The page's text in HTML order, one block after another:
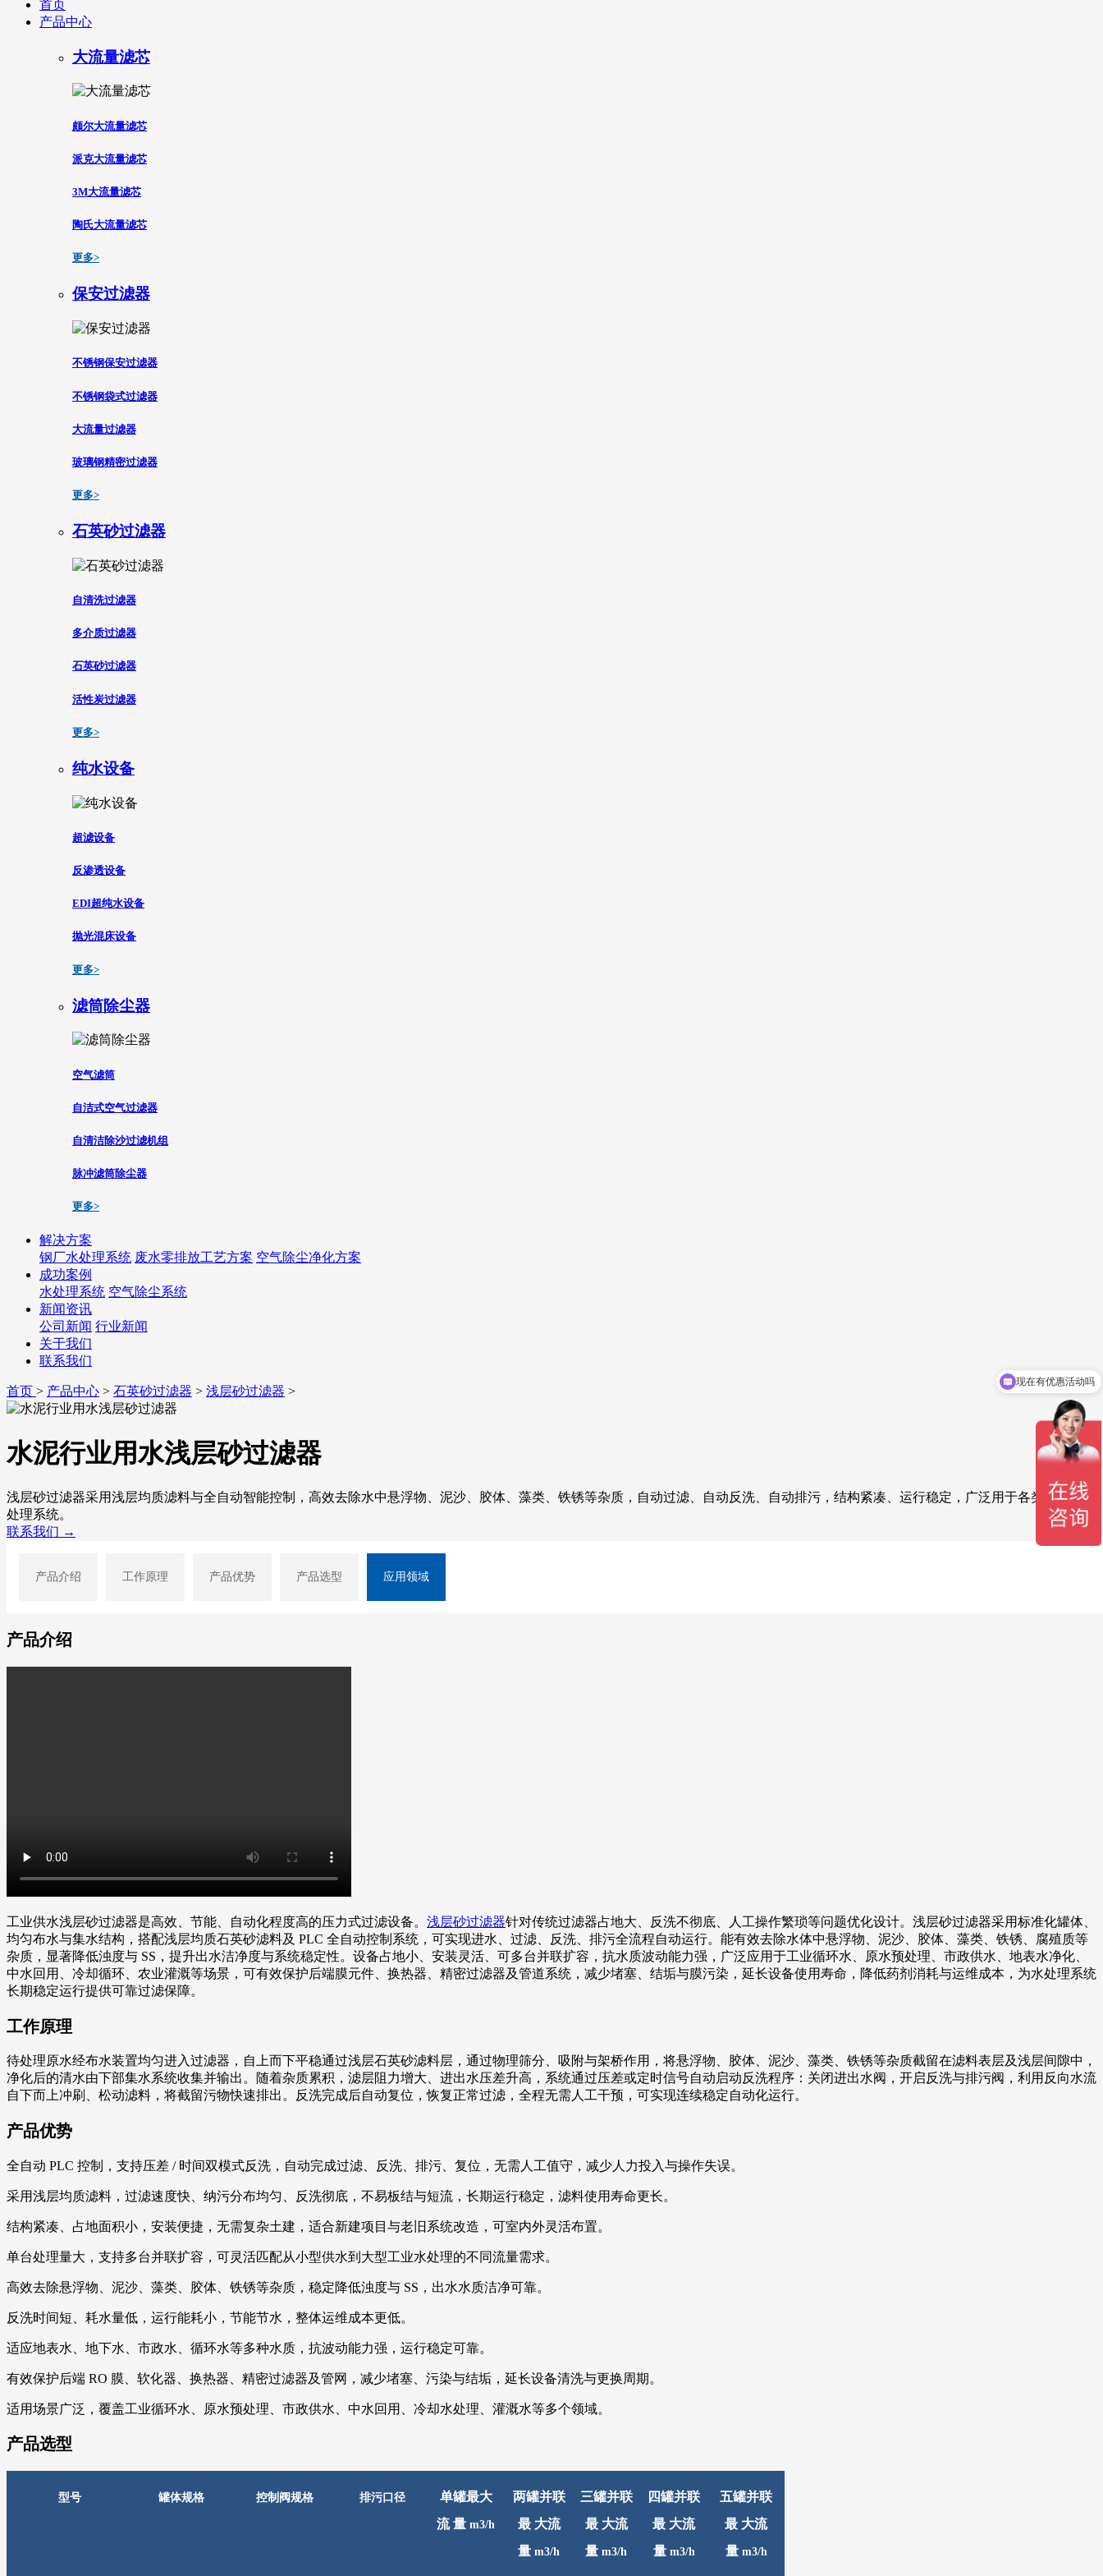
首页
产品中心
大流量滤芯
颇尔大流量滤芯
派克大流量滤芯
3M大流量滤芯
陶氏大流量滤芯
更多>
保安过滤器
不锈钢保安过滤器
不锈钢袋式过滤器
大流量过滤器
玻璃钢精密过滤器
更多>
石英砂过滤器
自清洗过滤器
多介质过滤器
石英砂过滤器
活性炭过滤器
更多>
纯水设备
超滤设备
反渗透设备
EDI超纯水设备
抛光混床设备
更多>
滤筒除尘器
空气滤筒
自洁式空气过滤器
自清洁除沙过滤机组
脉冲滤筒除尘器
更多>
解决方案
钢厂水处理系统 废水零排放工艺方案 空气除尘净化方案
成功案例
水处理系统 空气除尘系统
新闻资讯
公司新闻 行业新闻
关于我们
联系我们
首页 > 产品中心 > 石英砂过滤器 > 浅层砂过滤器 >
水泥行业用水浅层砂过滤器
浅层砂过滤器采用浅层均质滤料与全自动智能控制，高效去除水中悬浮物、泥沙、胶体、藻类、铁锈等杂质，自动过滤、自动反洗、自动排污，结构紧凑、运行稳定，广泛用于各类大流量水
处理系统。
联系我们 →
产品介绍 工作原理 产品优势 产品选型 应用领域
产品介绍
工业供水浅层砂过滤器是高效、节能、自动化程度高的压力式过滤设备。 浅层砂过滤器针对传统过滤器占地大、反洗不彻底、人工操作繁琐等问题优化设计。浅层砂过滤器采用标准化罐体、
均匀布水与集水结构，搭配浅层均质石英砂滤料及 PLC 全自动控制系统，可实现进水、过滤、反洗、排污全流程自动运行。能有效去除水体中悬浮物、泥沙、胶体、藻类、铁锈、腐殖质等
杂质，显著降低浊度与 SS，提升出水洁净度与系统稳定性。设备占地小、安装灵活、可多台并联扩容，抗水质波动能力强，广泛应用于工业循环水、原水预处理、市政供水、地表水净化、
中水回用、冷却循环、农业灌溉等场景，可有效保护后端膜元件、换热器、精密过滤器及管道系统，减少堵塞、结垢与膜污染，延长设备使用寿命，降低药剂消耗与运维成本，为水处理系统
长期稳定运行提供可靠过滤保障。
工作原理
待处理原水经布水装置均匀进入过滤器，自上而下平稳通过浅层石英砂滤料层，通过物理筛分、吸附与架桥作用，将悬浮物、胶体、泥沙、藻类、铁锈等杂质截留在滤料表层及浅层间隙中，
净化后的清水由下部集水系统收集并输出。随着杂质累积，滤层阻力增大、进出水压差升高，系统通过压差或定时信号自动启动反洗程序：关闭进出水阀，开启反洗与排污阀，利用反向水流
自下而上冲刷、松动滤料，将截留污物快速排出。反洗完成后自动复位，恢复正常过滤，全程无需人工干预，可实现连续稳定自动化运行。
产品优势
全自动 PLC 控制，支持压差 / 时间双模式反洗，自动完成过滤、反洗、排污、复位，无需人工值守，减少人力投入与操作失误。
采用浅层均质滤料，过滤速度快、纳污分布均匀、反洗彻底，不易板结与短流，长期运行稳定，滤料使用寿命更长。
结构紧凑、占地面积小，安装便捷，无需复杂土建，适合新建项目与老旧系统改造，可室内外灵活布置。
单台处理量大，支持多台并联扩容，可灵活匹配从小型供水到大型工业水处理的不同流量需求。
高效去除悬浮物、泥沙、藻类、胶体、铁锈等杂质，稳定降低浊度与 SS，出水水质洁净可靠。
反洗时间短、耗水量低，运行能耗小，节能节水，整体运维成本更低。
适应地表水、地下水、市政水、循环水等多种水质，抗波动能力强，运行稳定可靠。
有效保护后端 RO 膜、软化器、换热器、精密过滤器及管网，减少堵塞、污染与结垢，延长设备清洗与更换周期。
适用场景广泛，覆盖工业循环水、原水预处理、市政供水、中水回用、冷却水处理、灌溉水等多个领域。
产品选型
型号 罐体规格 控制阀规格 排污口径
单罐最大
流 量 m3/h
两罐并联
最 大流
量 m3/h
三罐并联
最 大流
量 m3/h
四罐并联
最 大流
量m3/h
五罐并联
最 大流
量m3/h
立即报价